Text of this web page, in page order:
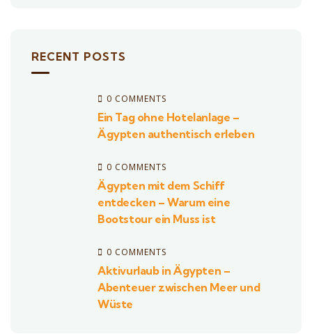
RECENT POSTS
0 COMMENTS
Ein Tag ohne Hotelanlage –
Ägypten authentisch erleben
0 COMMENTS
Ägypten mit dem Schiff
entdecken – Warum eine
Bootstour ein Muss ist
0 COMMENTS
Aktivurlaub in Ägypten –
Abenteuer zwischen Meer und
Wüste